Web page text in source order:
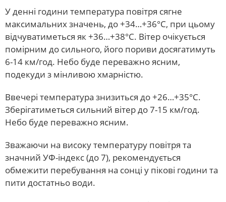
У денні години температура повітря сягне
максимальних значень, до +34…+36°С, при цьому
відчуватиметься як +36…+38°С. Вітер очікується
помірним до сильного, його пориви досягатимуть
6-14 км/год. Небо буде переважно ясним,
подекуди з мінливою хмарністю.
Ввечері температура знизиться до +26…+35°С.
Зберігатиметься сильний вітер до 7-15 км/год.
Небо буде переважно ясним.
Зважаючи на високу температуру повітря та
значний УФ-індекс (до 7), рекомендується
обмежити перебування на сонці у пікові години та
пити достатньо води.